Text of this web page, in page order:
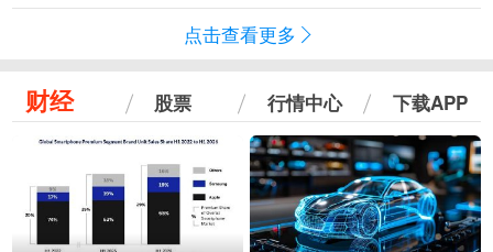
点击查看更多
财经 股票 行情中心 下载APP